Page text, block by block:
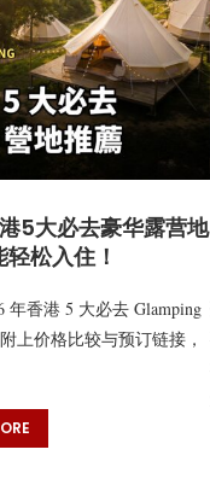
5大必去豪华露营地
松入住！
年香港 5 大必去 Glamping
上价格比较与预订链接，